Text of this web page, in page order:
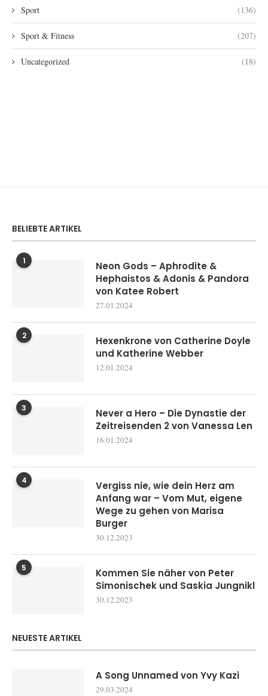
Sport (136)
Sport & Fitness (207)
Uncategorized (18)
BELIEBTE ARTIKEL
1
Neon Gods – Aphrodite &
Hephaistos & Adonis & Pandora
von Katee Robert
27.01.2024
2
Hexenkrone von Catherine Doyle
und Katherine Webber
12.01.2024
3
Never a Hero – Die Dynastie der
Zeitreisenden 2 von Vanessa Len
16.01.2024
4
Vergiss nie, wie dein Herz am
Anfang war – Vom Mut, eigene
Wege zu gehen von Marisa
Burger
30.12.2023
5
Kommen Sie näher von Peter
Simonischek und Saskia Jungnikl
30.12.2023
NEUESTE ARTIKEL
A Song Unnamed von Yvy Kazi
29.03.2024